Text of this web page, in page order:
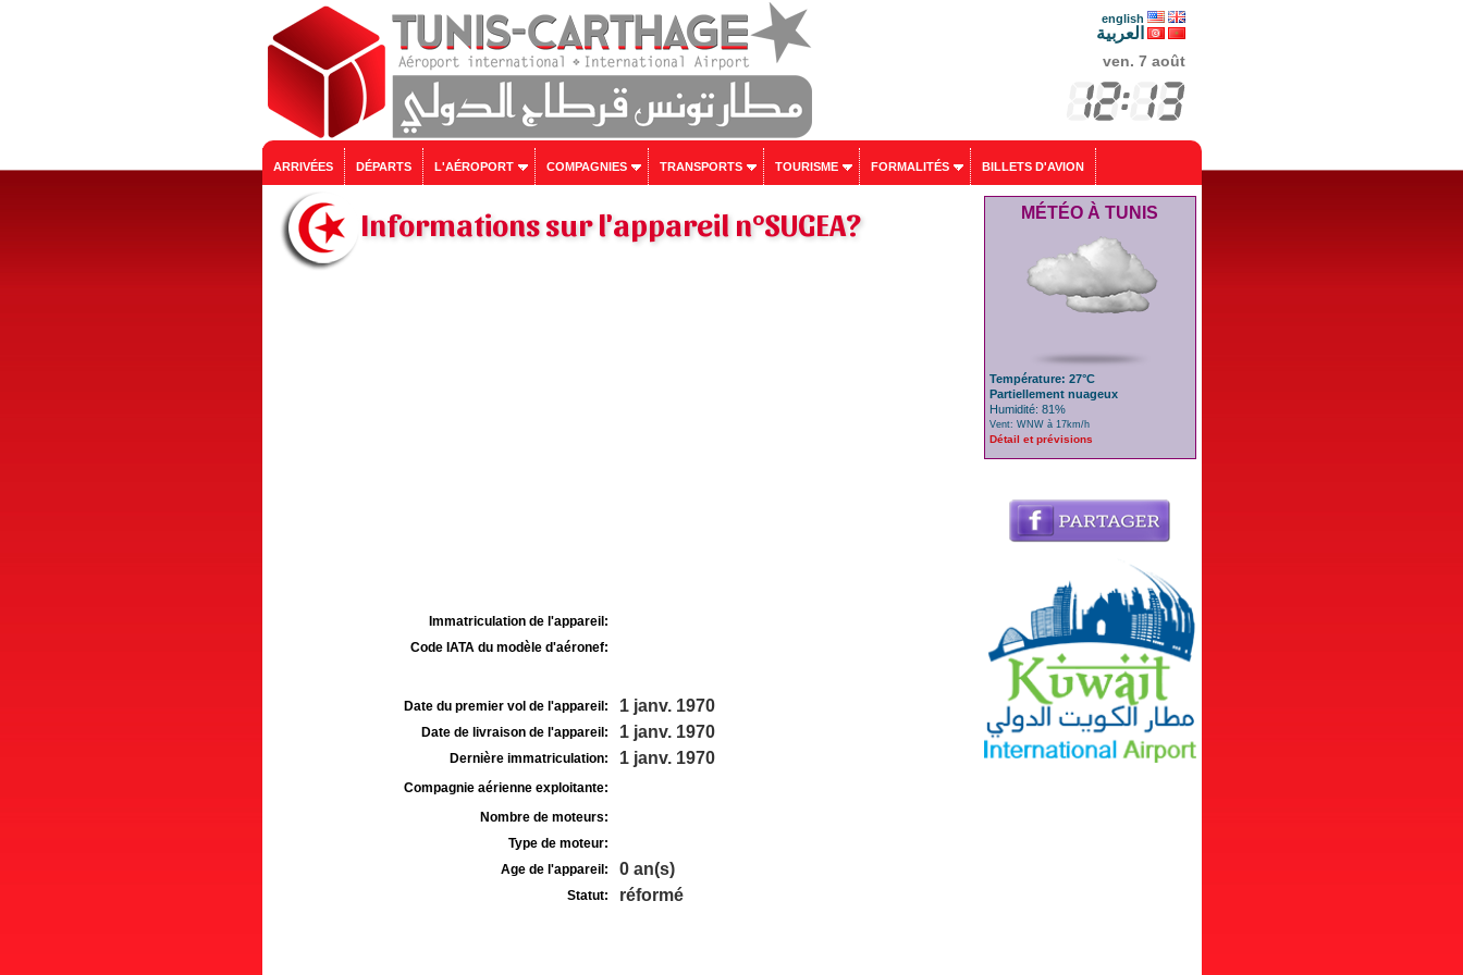
english
العربية
ven. 7 août
ARRIVÉES DÉPARTS L'AÉROPORT COMPAGNIES TRANSPORTS TOURISME FORMALITÉS BILLETS D'AVION
Informations sur l'appareil n°SUGEA?
Immatriculation de l'appareil:
Code IATA du modèle d'aéronef:
Date du premier vol de l'appareil: 1 janv. 1970
Date de livraison de l'appareil: 1 janv. 1970
Dernière immatriculation: 1 janv. 1970
Compagnie aérienne exploitante:
Nombre de moteurs:
Type de moteur:
Age de l'appareil:
0 an(s)
Statut: réformé
MÉTÉO À TUNIS
Température: 27°C
Partiellement nuageux
Humidité: 81%
Vent: WNW à 17km/h
Détail et prévisions